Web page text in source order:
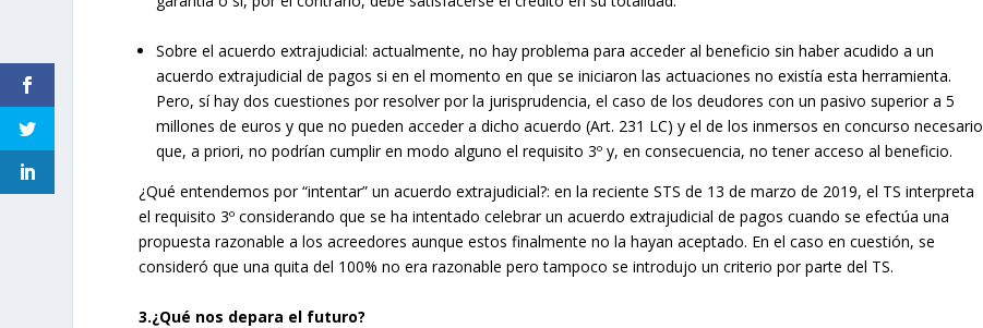
Sobre el acuerdo extrajudicial: actualmente, no hay problema para acceder al beneficio sin haber acudido a un
acuerdo extrajudicial de pagos si en el momento en que se iniciaron las actuaciones no existía esta herramienta.
Pero, sí hay dos cuestiones por resolver por la jurisprudencia, el caso de los deudores con un pasivo superior a 5
millones de euros y que no pueden acceder a dicho acuerdo (Art. 231 LC) y el de los inmersos en concurso necesario
que, a priori, no podrían cumplir en modo alguno el requisito 3º y, en consecuencia, no tener acceso al beneficio.
¿Qué entendemos por “intentar” un acuerdo extrajudicial?: en la reciente STS de 13 de marzo de 2019, el TS interpreta
el requisito 3º considerando que se ha intentado celebrar un acuerdo extrajudicial de pagos cuando se efectúa una
propuesta razonable a los acreedores aunque estos finalmente no la hayan aceptado. En el caso en cuestión, se
consideró que una quita del 100% no era razonable pero tampoco se introdujo un criterio por parte del TS.
3.¿Qué nos depara el futuro?